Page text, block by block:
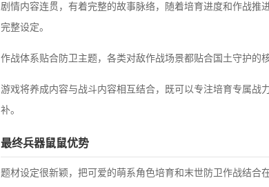
剧情内容连贯，有着完整的故事脉络，随着培育进度和作战推
完整设定。
作战体系贴合防卫主题，各类对敌作战场景都贴合国土守护的
游戏将养成内容与战斗内容相互结合，既可以专注培育专属战
补。
最终兵器鼠鼠优势
题材设定很新颖，把可爱的萌系角色培育和末世防卫作战结合